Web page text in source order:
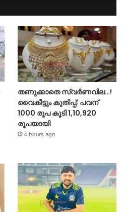
തണുക്കാതെ സ്വർണവില…!
വൈകീട്ടും കുതിപ്പ്; പവന്
1000 രൂപ കൂടി 1,10,920
രൂപയായി
4 hours ago